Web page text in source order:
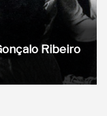
Ribeiro